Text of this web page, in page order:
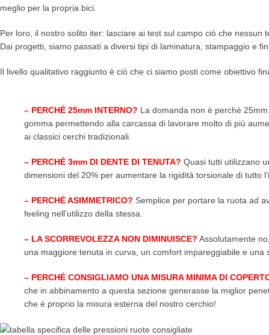
meglio per la propria bici.
Per loro, il nostro solito iter: lasciare ai test sul campo ciò che nessun
Dai progetti, siamo passati a diversi tipi di laminatura, stampaggio e
Il livello qualitativo raggiunto è ciò che ci siamo posti come obiettivo
– PERCHÉ 25mm INTERNO? La domanda non è perché
gomma permettendo alla carcassa di lavorare molto di più
ai classici cerchi tradizionali.
– PERCHÉ 3mm DI DENTE DI TENUTA? Quasi tutti utilizzano
dimensioni del 20% per aumentare la rigidità torsionale di tutto
– PERCHÉ ASIMMETRICO? Semplice per portare la ruota ad
feeling nell’utilizzo della stessa.
– LA SCORREVOLEZZA NON DIMINUISCE? Assolutamente
una maggiore tenuta in curva, un comfort impareggiabile e una
– PERCHÉ CONSIGLIAMO UNA MISURA MINIMA DI
che in abbinamento a questa sezione generasse la miglior
che è proprio la misura esterna del nostro cerchio!